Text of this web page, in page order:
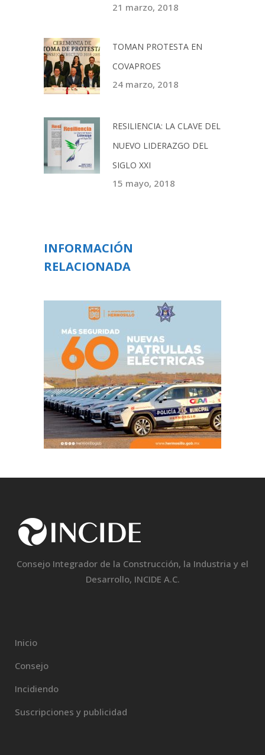
21 marzo, 2018
TOMAN PROTESTA EN
COVAPROES
24 marzo, 2018
RESILIENCIA: LA CLAVE DEL
NUEVO LIDERAZGO DEL
SIGLO XXI
15 mayo, 2018
INFORMACIÓN
RELACIONADA
Consejo Integrador de la Construcción, la Industria y el
Desarrollo, INCIDE A.C.
Inicio
Consejo
Incidiendo
Suscripciones y publicidad